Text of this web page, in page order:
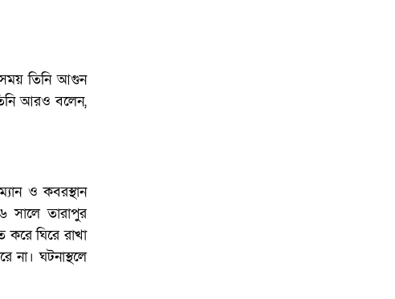
সময় তিনি আগুন
আরও বলেন,
ও কবরস্থান
সালে তারাপুর
করে ঘিরে রাখা
না। ঘটনাস্থলে